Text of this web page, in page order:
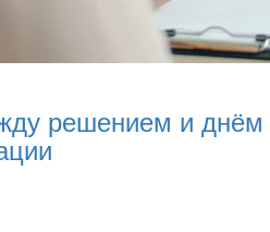
решением и днём